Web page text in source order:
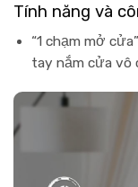
Tính năng và
“1 chạm mở cửa
tay nắm cửa vô